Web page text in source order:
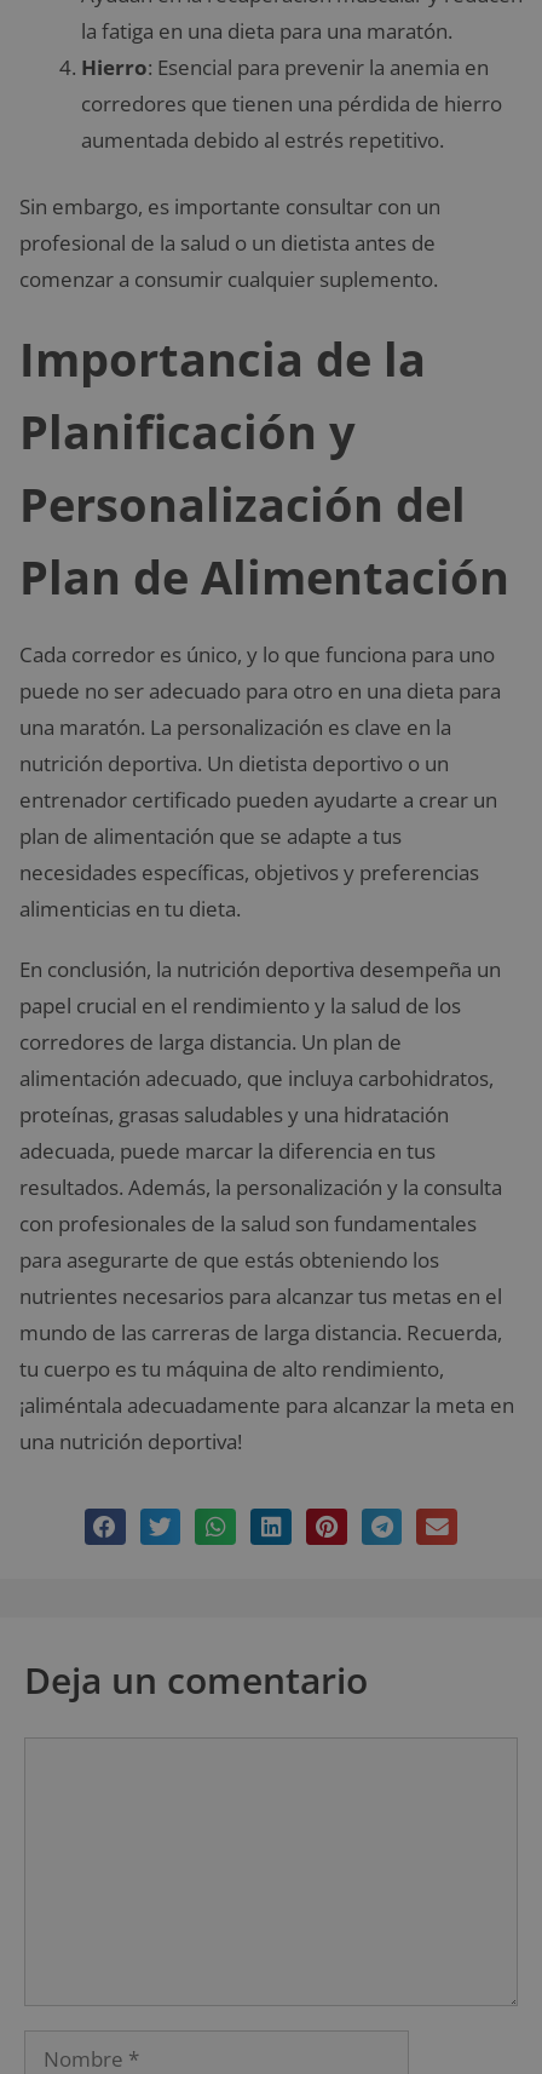
la fatiga en una dieta para una maratón.
Hierro: Esencial para prevenir la anemia en
corredores que tienen una pérdida de hierro
aumentada debido al estrés repetitivo.
Sin embargo, es importante consultar con un
profesional de la salud o un dietista antes de
comenzar a consumir cualquier suplemento.
Importancia de la
Planificación y
Personalización del
Plan de Alimentación
Cada corredor es único, y lo que funciona para uno
puede no ser adecuado para otro en una dieta para
una maratón. La personalización es clave en la
nutrición deportiva. Un dietista deportivo o un
entrenador certificado pueden ayudarte a crear un
plan de alimentación que se adapte a tus
necesidades específicas, objetivos y preferencias
alimenticias en tu dieta.
En conclusión, la nutrición deportiva desempeña un
papel crucial en el rendimiento y la salud de los
corredores de larga distancia. Un plan de
alimentación adecuado, que incluya carbohidratos,
proteínas, grasas saludables y una hidratación
adecuada, puede marcar la diferencia en tus
resultados. Además, la personalización y la consulta
con profesionales de la salud son fundamentales
para asegurarte de que estás obteniendo los
nutrientes necesarios para alcanzar tus metas en el
mundo de las carreras de larga distancia. Recuerda,
tu cuerpo es tu máquina de alto rendimiento,
¡aliméntala adecuadamente para alcanzar la meta en
una nutrición deportiva!
Deja un comentario